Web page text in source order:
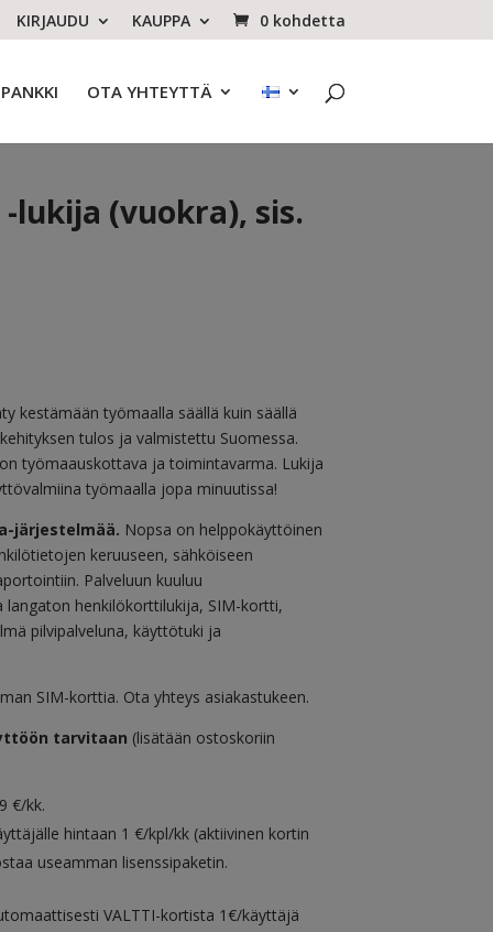
KIRJAUDU KAUPPA 0 kohdetta
OTA YHTEYTTÄ
-lukija (vuokra), sis.
kestämään työmaalla säällä kuin säällä
tulos ja valmistettu Suomessa.
työmaauskottava ja toimintavarma. Lukija
työmaalla jopa minuutissa!
järjestelmää. Nopsa on helppokäyttöinen
keruuseen, sähköiseen
Palveluun kuuluu
henkilökorttilukija, SIM-kortti,
pilvipalveluna, käyttötuki ja
SIM-korttia. Ota yhteys asiakastukeen.
tarvitaan (lisätään ostoskoriin
€/kk.
hintaan 1 €/kpl/kk (aktiivinen kortin
useamman lisenssipaketin.
VALTTI-kortista 1€/käyttäjä